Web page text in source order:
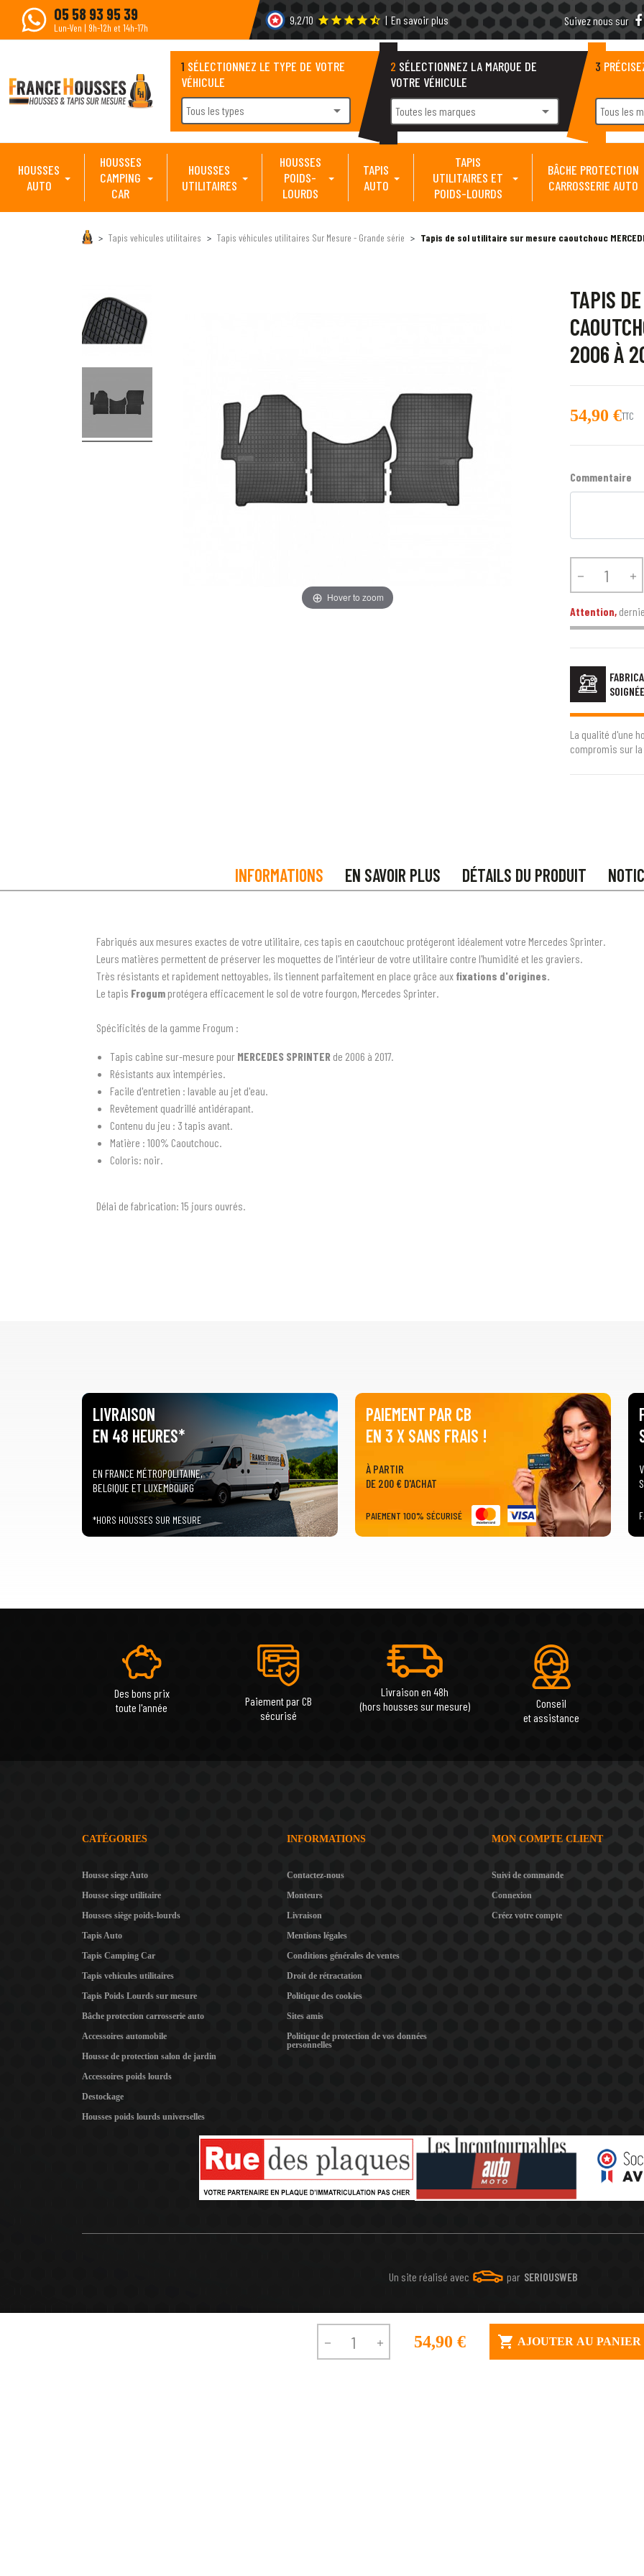
05 58 93 95 39
Lun-Ven | 9h-12h et 14h-17h
9,2/10 star starstarstarstar_half | En savoir plus Suivez nous sur
1 SÉLECTIONNEZ LE TYPE DE VOTRE
VÉHICULE
Tous les types arrow_drop_down
2 SÉLECTIONNEZ LA MARQUE DE
VOTRE VÉHICULE
Toutes les marques arrow_drop_down
3
Tous les
HOUSSES
AUTO
HOUSSES
CAMPING
CAR
HOUSSES
UTILITAIRES
HOUSSES
POIDS-
LOURDS
TAPIS
AUTO
TAPIS
UTILITAIRES ET
POIDS-LOURDS
BÂCHE PROTECTION
CARROSSERIE AUTO
Tapis vehicules utilitaires Tapis véhicules utilitaires Sur Mesure - Grande série Tapis de sol utilitaire sur mesure caoutchouc
Hover to zoom
TAPIS
2006 À
54,90 €TTC
Commentaire
 
Attention,
  54,90 €  AJOUTER AU PANIER
SOIGNÉE
La qualité d'une
compromis sur
INFORMATIONS EN SAVOIR PLUS DÉTAILS DU PRODUIT
Fabriqués aux mesures exactes de votre utilitaire, ces tapis en caoutchouc protégeront idéalement votre Mercedes Sprinter.
Leurs matières permettent de préserver les moquettes de l'intérieur de votre utilitaire contre l'humidité et les graviers.
Très résistants et rapidement nettoyables, ils tiennent parfaitement en place grâce aux fixations d'origines.
Le tapis Frogum protégera efficacement le sol de votre fourgon, Mercedes Sprinter.
Spécificités de la gamme Frogum :
Tapis cabine sur-mesure pour MERCEDES SPRINTER de 2006 à 2017.
Résistants aux intempéries.
Facile d'entretien : lavable au jet d'eau.
Revêtement quadrillé antidérapant.
Contenu du jeu : 3 tapis avant.
Matière : 100% Caoutchouc.
Coloris: noir.
Délai de fabrication: 15 jours ouvrés.
LIVRAISON
EN 48 HEURES*
EN FRANCE MÉTROPOLITAINE,
BELGIQUE ET LUXEMBOURG
*HORS HOUSSES SUR MESURE
PAIEMENT PAR CB
EN 3 X SANS FRAIS !
À PARTIR
DE 200 € D'ACHAT
PAIEMENT 100% SÉCURISÉ
Des bons prix
toute l'année
Paiement par CB
sécurisé
Livraison en 48h
(hors housses sur mesure)
Conseil
et assistance
CATÉGORIES
Housse siege Auto
Housse siege utilitaire
Housses siège poids-lourds
Tapis Auto
Tapis Camping Car
Tapis vehicules utilitaires
Tapis Poids Lourds sur mesure
Bâche protection carrosserie auto
Accessoires automobile
Housse de protection salon de jardin
Accessoires poids lourds
Destockage
Housses poids lourds universelles
INFORMATIONS
Contactez-nous
Monteurs
Livraison
Mentions légales
Conditions générales de ventes
Droit de rétractation
Politique des cookies
Sites amis
Politique de protection de vos données
personnelles
MON COMPTE CLIENT
Suivi de commande
Connexion
Créez votre compte
Un site réalisé avec par SERIOUSWEB